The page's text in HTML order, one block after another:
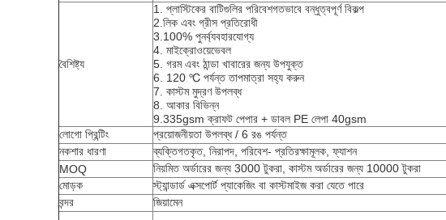
বৈশিষ্ট্য
1. প্লাস্টিকের বাটিগুলির পরিবেশগতভাবে বন্ধুত্বপূর্ণ বিকল্প
2. লিক এবং গ্রীস প্রতিরোধী
3. 100% পুনর্ব্যবহারযোগ্য
4. মাইক্রোওয়েভেবল
5. গরম এবং ঠান্ডা খাবারের জন্য উপযুক্ত
6. 120 ℃ পর্যন্ত তাপমাত্রা সহ্য করুন
7. কাস্টম মুদ্রণ উপলব্ধ
8. আকার বিভিন্ন
9.335gsm ক্রাফট পেপার + ডাবল PE লেপা 40gsm
লোগো প্রিন্টিং
প্রয়োজনীয়তা উপলব্ধ / 6 রঙ পর্যন্ত
নকশার ধারণা
ব্যক্তিগতকৃত, নিরাপদ, পরিবেশ- প্রতিরক্ষামূলক, ফ্যাশন
MOQ
নিয়মিত অর্ডারের জন্য 3000 টুকরা, কাস্টম অর্ডারের জন্য 10000 টুকরা
মোড়ক
স্ট্যান্ডার্ড এক্সপোর্ট প্যাকেজিং বা কাস্টমাইজ করা যেতে পারে
বন্দর
জিয়ামেন